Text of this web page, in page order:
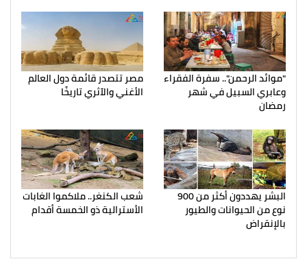
"موائد الرحمن".. سفرة الفقراء
وعابري السبيل في شهر
رمضان
مصر تتصدر قائمة دول العالم
الأغني والآثري تاريخًا
البشر يهددون أكثر من 900
نوع من الحيوانات والطيور
بالإنقراض
شعب الكنغر.. ملاكموا الغابات
الأسترالية ذو الخمسة أقدام